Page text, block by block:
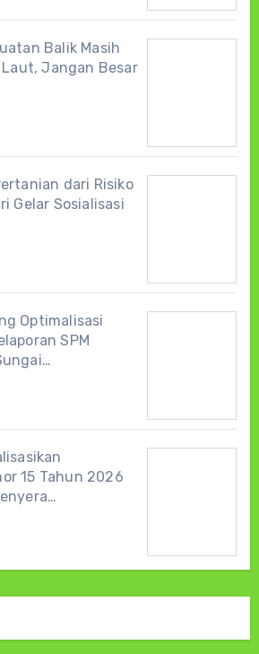
Balik Masih
Laut, Jangan Besar
dari Risiko
Gelar Sosialisasi
Optimalisasi
SPM
15 Tahun 2026